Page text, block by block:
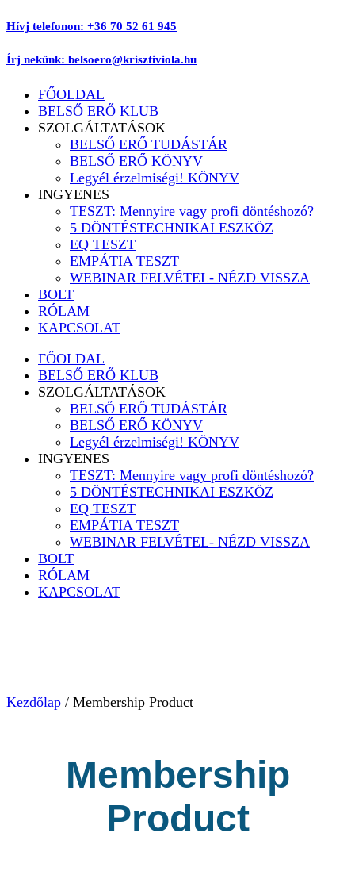
Ugrás
tartalomhoz
Hívj telefonon: +36 70 52 61 945
Írj nekünk: belsoero@krisztiviola.hu
FŐOLDAL
BELSŐ ERŐ KLUB
SZOLGÁLTATÁSOK
BELSŐ ERŐ TUDÁSTÁR
BELSŐ ERŐ KÖNYV
Legyél érzelmiségi! KÖNYV
INGYENES
TESZT: Mennyire vagy profi döntéshozó?
5 DÖNTÉSTECHNIKAI ESZKÖZ
EQ TESZT
EMPÁTIA TESZT
WEBINAR FELVÉTEL- NÉZD VISSZA
BOLT
RÓLAM
KAPCSOLAT
FŐOLDAL
BELSŐ ERŐ KLUB
SZOLGÁLTATÁSOK
BELSŐ ERŐ TUDÁSTÁR
BELSŐ ERŐ KÖNYV
Legyél érzelmiségi! KÖNYV
INGYENES
TESZT: Mennyire vagy profi döntéshozó?
5 DÖNTÉSTECHNIKAI ESZKÖZ
EQ TESZT
EMPÁTIA TESZT
WEBINAR FELVÉTEL- NÉZD VISSZA
BOLT
RÓLAM
KAPCSOLAT
Kezdőlap / Membership Product
Membership
Product